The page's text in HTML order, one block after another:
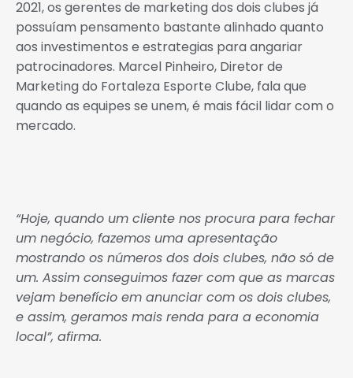
2021, os gerentes de marketing dos dois clubes já
possuíam pensamento bastante alinhado quanto
aos investimentos e estrategias para angariar
patrocinadores. Marcel Pinheiro, Diretor de
Marketing do Fortaleza Esporte Clube, fala que
quando as equipes se unem, é mais fácil lidar com o
mercado.
“Hoje, quando um cliente nos procura para fechar
um negócio, fazemos uma apresentação
mostrando os números dos dois clubes, não só de
um. Assim conseguimos fazer com que as marcas
vejam benefício em anunciar com os dois clubes,
e assim, geramos mais renda para a economia
local”, afirma.